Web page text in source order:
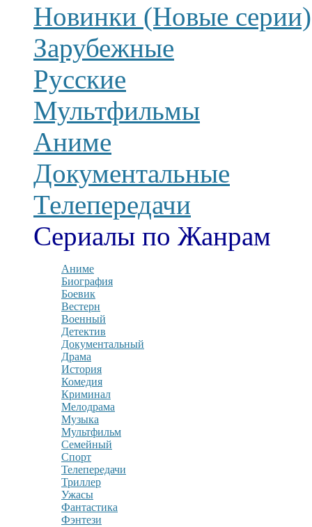
Новинки (Новые серии)
Зарубежные
Русские
Мультфильмы
Аниме
Документальные
Телепередачи
Сериалы по Жанрам
Аниме
Биография
Боевик
Вестерн
Военный
Детектив
Документальный
Драма
История
Комедия
Криминал
Мелодрама
Музыка
Мультфильм
Семейный
Спорт
Телепередачи
Триллер
Ужасы
Фантастика
Фэнтези